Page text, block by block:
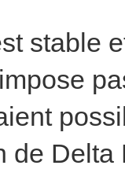
stable
de